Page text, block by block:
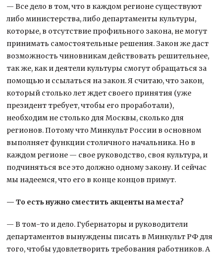
— Все дело в том, что в каждом регионе существуют
либо министерства, либо департаменты культуры,
которые, в отсутствие профильного закона, не могут
принимать самостоятельные решения. Закон же даст
возможность чиновникам действовать решительнее,
так же, как и деятели культуры смогут обращаться за
помощью и ссылаться на закон. Я считаю, что закон,
который столько лет ждет своего принятия (уже
президент требует, чтобы его проработали),
необходим не столько для Москвы, сколько для
регионов. Потому что Минкульт России в основном
выполняет функции столичного начальника. Но в
каждом регионе — свое руководство, своя культура, и
подчиняться все это должно одному закону. И сейчас
мы надеемся, что его в конце концов примут.
— То есть нужно сместить акценты на места?
— В том-то и дело. Губернаторы и руководители
департаментов вынуждены писать в Минкульт РФ для
того, чтобы удовлетворить требования работников. А